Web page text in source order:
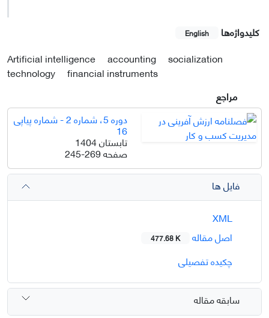
کلیدواژه‌ها English
Artificial intelligence accounting
socialization
technology
financial instruments
مراجع
دوره 5، شماره 2 - شماره پیاپی
16
تابستان 1404
صفحه245-269
فایل ها
اصل مقاله
477.68 K
چکیده تفصیلی
سابقه مقاله